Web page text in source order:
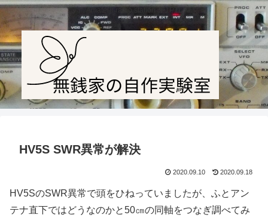
Amateur radio station JF1PTL
HV5S SWR異常が解決
2020.09.10 2020.09.18
HV5SのSWR異常で頭をひねっていましたが、ふとアン
テナ直下ではどうなのかと50㎝の同軸をつなぎ調べてみ